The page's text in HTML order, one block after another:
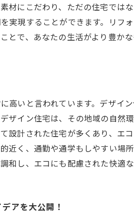
にこだわり、ただの住宅では
実現することができます。リフ
で、あなたの生活がより豊か
高いと言われています。デザイ
ザイン住宅は、その地域の自然
設計された住宅が多くあり、エ
近く、通勤や通学もしやすい場
し、エコにも配慮された快適
アを大公開！